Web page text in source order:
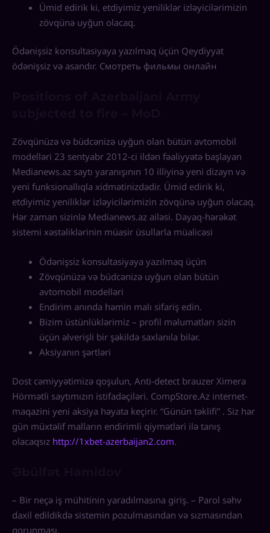
Ümid edirik ki, etdiyimiz yeniliklər izləyicilərimizin
zövqünə uyğun olacaq.
Ödənişsiz konsultasiyaya yazılmaq üçün Qeydiyyat
ödənişsiz və asandır. Смотреть фильмы онлайн
Zövqünüzə və büdcənizə uyğun olan bütün avtomobil
modelləri 23 sentyabr 2012-ci ildən fəaliyyətə başlayan
Medianews.az saytı yaranışının 10 illiyinə yeni dizayn və
yeni funksionallıqla xidmətinizdədir. Ümid edirik ki,
etdiyimiz yeniliklər izləyicilərimizin zövqünə uyğun olacaq.
Hər zaman sizinlə Medianews.az ailəsi. Dayaq-hərəkət
sistemi xəstəliklərinin müasir üsullarla müalicəsi
Ödənişsiz konsultasiyaya yazılmaq üçün
Zövqünüzə və büdcənizə uyğun olan bütün
avtomobil modelləri
Endirim anında həmin malı sifariş edin.
Bizim üstünlüklərimiz – profil məlumatları sizin
üçün əlverişli bir şəkildə saxlanıla bilər.
Aksiyanın şərtləri
Dost cəmiyyətimizə qoşulun, Anti-detect brauzer Ximera
Hörmətli saytımızın istifadəçiləri. CompStore.Az internet-
maqazini yeni aksiya həyata keçirir. “Günün təklifi” . Siz hər
gün müxtəlif malların endirimli qiymətləri ilə tanış
olacaqsız http://1xbet-azerbaijan2.com.
– Bir neçə iş mühitinin yaradılmasına giriş. – Parol səhv
daxil edildikdə sistemin pozulmasından və sızmasından
qorunması.